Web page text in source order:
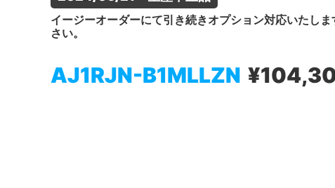
イージーオーダーにて引き続きオプション対応いたし
さい。
AJ1RJN-B1MLLZN